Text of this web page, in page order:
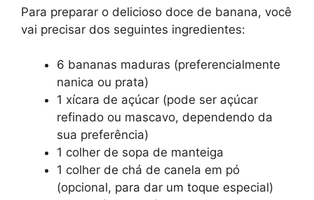
Para preparar o delicioso doce de banana, você
vai precisar dos seguintes ingredientes:
6 bananas maduras (preferencialmente
nanica ou prata)
1 xícara de açúcar (pode ser açúcar
refinado ou mascavo, dependendo da
sua preferência)
1 colher de sopa de manteiga
1 colher de chá de canela em pó
(opcional, para dar um toque especial)